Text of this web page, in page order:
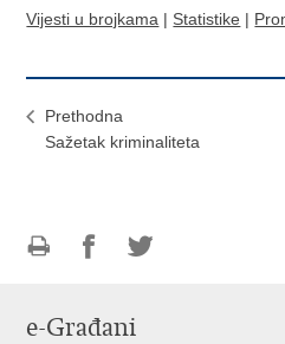
Vijesti u brojkama | Statistike |
Prethodna
Sažetak kriminaliteta
FacebookuTwitteru
e-Građani